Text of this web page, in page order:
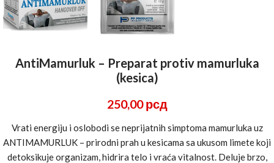
AntiMamurluk – Preparat protiv mamurluka
(kesica)
250,00рсд
Vrati energiju i oslobodi se neprijatnih simptoma mamurluka uz
ANTIMAMURLUK – prirodni prah u kesicama sa ukusom limete koji
detoksikuje organizam, hidrira telo i vraća vitalnost. Deluje brzo,